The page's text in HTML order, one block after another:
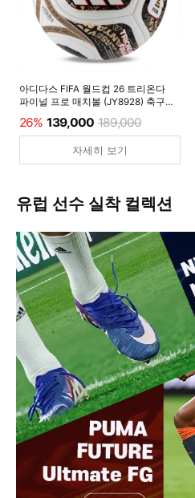
아디다스 FIFA 월드컵 26 트리온다
파이널 프로 매치볼 (JY8928) 축구공/
26% 139,000 189,000
자세히 보기
유럽 선수 실착 컬렉션